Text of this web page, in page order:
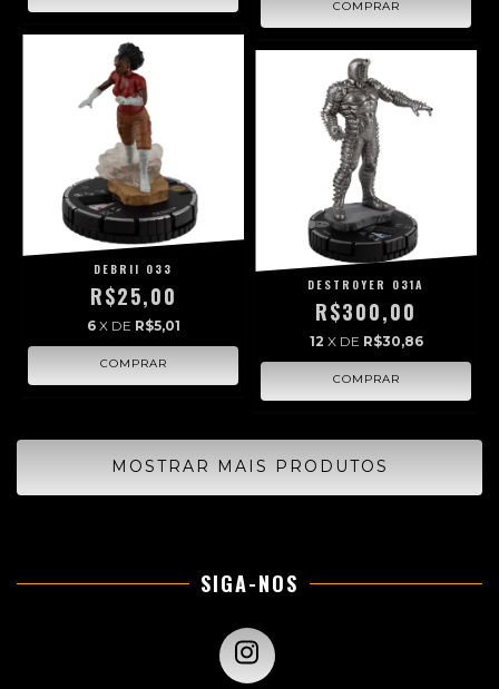
DEBRII 033
R$25,00
6 X DE R$5,01
DESTROYER 031A
R$300,00
12 X DE R$30,86
MOSTRAR MAIS PRODUTOS
SIGA-NOS